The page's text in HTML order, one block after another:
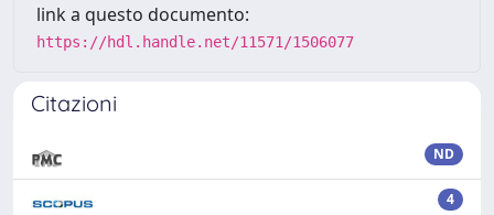
link a questo documento:
https://hdl.handle.net/11571/1506077
Citazioni
ND
4